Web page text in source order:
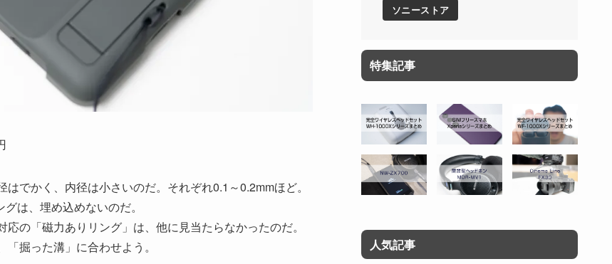
でかく、内径は小さいのだ。それぞれ0.1～0.2mmほど。
は、埋め込めないのだ。
の「磁力ありリング」は、他に見当たらなかったのだ。
掘った溝」に合わせよう。
ソニーストア
特集記事
人気記事